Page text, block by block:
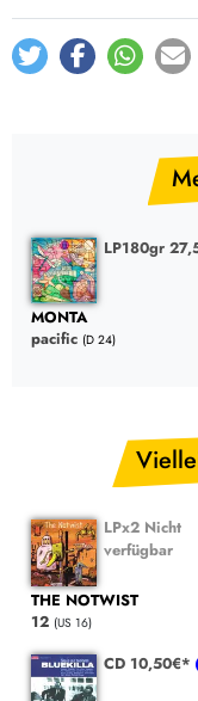
LP180gr
MONTA
pacific (D 24)
LPx2 Nicht
verfügbar
THE NOTWIST
12 (US 16)
CD 10,50€*